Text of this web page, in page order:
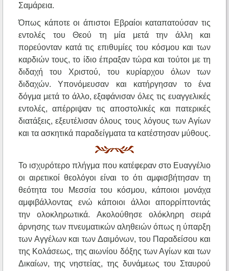
Σαμάρεια.
Όπως κάποτε οι άπιστοι Εβραίοι καταπατούσαν τις
εντολές του Θεού τη μία μετά την άλλη και
πορεύονταν κατά τις επιθυμίες του κόσμου και των
καρδιών τους, το ίδιο έπραξαν τώρα και τούτοι με τη
διδαχή του Χριστού, του κυρίαρχου όλων των
διδαχών. Υπονόμευσαν και κατήργησαν το ένα
δόγμα μετά το άλλο, εξαφάνισαν όλες τις ευαγγελικές
εντολές, απέρριψαν τις αποστολικές και πατερικές
διατάξεις, εξευτέλισαν όλους τους λόγους των Αγίων
και τα ασκητικά παραδείγματα τα κατέστησαν μύθους.
Το ισχυρότερο πλήγμα που κατέφεραν στο Ευαγγέλιο
οι αιρετικοί θεολόγοι είναι το ότι αμφισβήτησαν τη
θεότητα του Μεσσία του κόσμου, κάποιοι μονάχα
αμφιβάλλοντας ενώ κάποιοι άλλοι απορρίπτοντάς
την ολοκληρωτικά. Ακολούθησε ολόκληρη σειρά
άρνησης των πνευματικών αληθειών όπως η ύπαρξη
των Αγγέλων και των Δαιμόνων, του Παραδείσου και
της Κολάσεως, της αιωνίου δόξης των Αγίων και των
Δικαίων, της νηστείας, της δυνάμεως του Σταυρού